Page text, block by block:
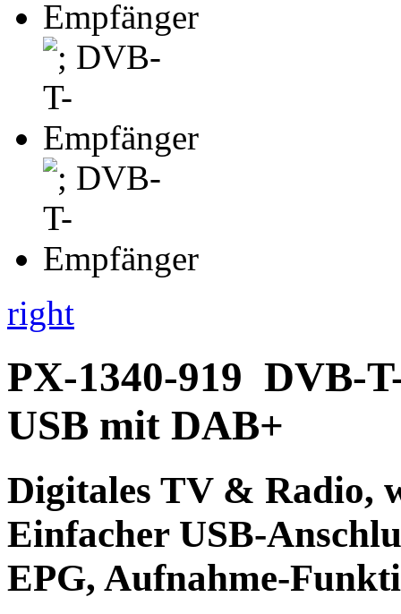
right
PX-1340-919 DVB-
USB mit DAB+
Digitales TV & Radio,
Einfacher USB-
EPG, Aufnahme-